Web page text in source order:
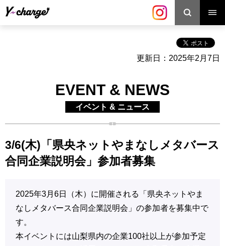
更新日：2025年2月7日
EVENT & NEWS
イベント & ニュース
3/6(木)「県央ネットやまなしメタバース
合同企業説明会」参加者募集
2025年3月6日（木）に開催される「県央ネットやま
なしメタバース合同企業説明会」の参加者を募集中で
す。
本イベントには山梨県内の企業100社以上が参加予定